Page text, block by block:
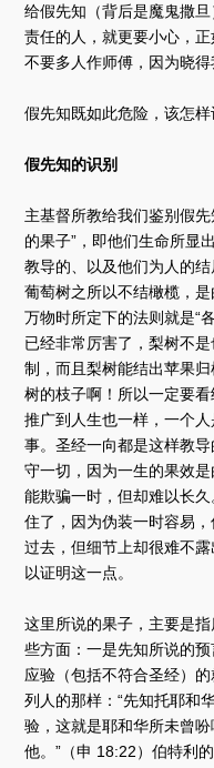
给假先知（背后是魔鬼撒
责任的人，就更要小心，正
不要多人作师傅，因为晓得
假先知既如此危险，该怎样
假先知的识别
主基督所教给我们鉴别假
的果子”，即他们生命所显
教导的、以及他们为人的
葡萄树之所以不结橄榄，
万物时所定下的法则就是“
已经非常厉害了，梨树不
制，而且梨树能结出苹果
树的枝子啊！所以一定要
推广到人生也一样，一个
事。圣经一向都是这样教
守一切，因为一生的果效
能欺骗一时，但却难以长
住了，因为伪装一时容易
过去，但细节上却很难不
以证明这一点。
这里所说的果子，主要是
些方面：一是先知所说的
应验（包括不符合圣经）
列人的那样：“先知托耶和
验，这就是耶和华所未曾
他。”（申 18:22）伯特利